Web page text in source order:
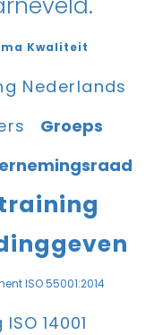
Kwaliteit
Nederlands
Groeps
ISO 55001:2014
14001